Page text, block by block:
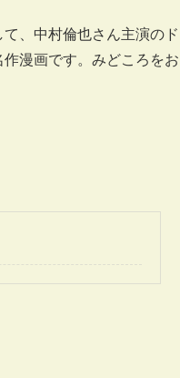
、中村倫也さん主演のド
漫画です。みどころをお